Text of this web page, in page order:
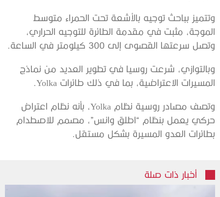
وتتميز بباحث توجيه بالأشعة تحت الحمراء متوسط
الموجة، مثبت في مقدمة الطائرة للتوجيه الحراري،
وتصل سرعتها القصوى إلى 300 كيلومتر في الساعة.
وبالتوازي، شرعت روسيا في تطوير العديد من نماذج
المسيرات الاعتراضية، بما في ذلك طائرات Yolka.
وتصف مصادر روسية نظام Yolka، بأنه نظام اعتراض
حركي يعمل بنظام “اطلق وانس”، مصمم للاصطدام
بطائرات العدو المسيرة بشكل مستقل.
أخبار ذات صلة